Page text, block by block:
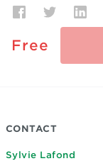
Free
CONTACT
Sylvie Lafond